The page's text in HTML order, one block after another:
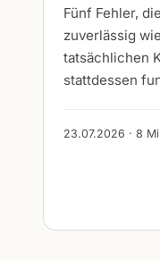
Fünf Fehler,
zuverlässig
tatsächlichen
stattdessen
23.07.2026 · 8